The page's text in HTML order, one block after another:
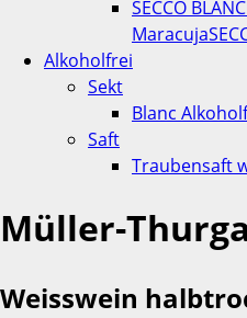
SECCO BLANC
Maracuja
Alkoholfrei
Sekt
Blanc
Saft
Traubensaft
Müller-
Weisswein